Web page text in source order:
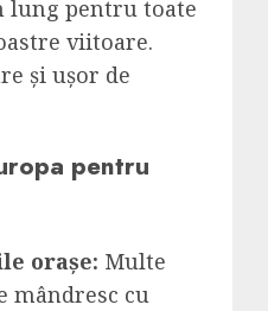
lung pentru toate
viitoare.
și ușor de
pentru
orașe: Multe
mândresc cu